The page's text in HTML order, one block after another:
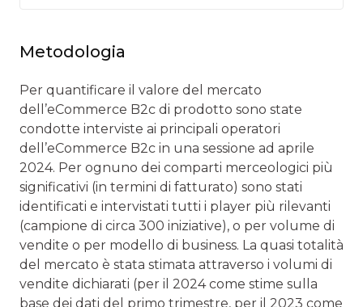
Metodologia
Per quantificare il valore del mercato
dell’eCommerce B2c di prodotto sono state
condotte interviste ai principali operatori
dell’eCommerce B2c in una sessione ad aprile
2024. Per ognuno dei comparti merceologici più
significativi (in termini di fatturato) sono stati
identificati e intervistati tutti i player più rilevanti
(campione di circa 300 iniziative), o per volume di
vendite o per modello di business. La quasi totalità
del mercato è stata stimata attraverso i volumi di
vendite dichiarati (per il 2024 come stime sulla
base dei dati del primo trimestre, per il 2023 come